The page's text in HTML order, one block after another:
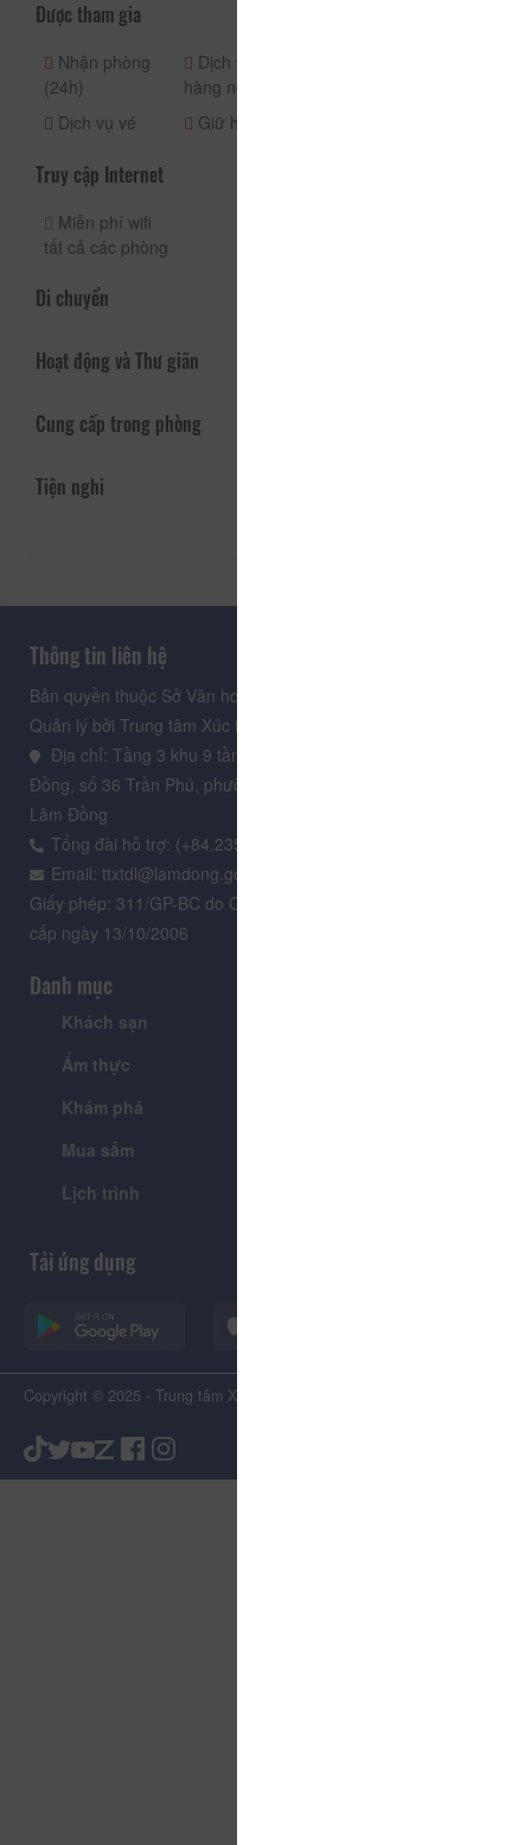
Được tham gia
Nhận phòng
(24h)
Dịch vụ phòng
hàng ngày
Dịch vụ vé
Giữ hành lý
Truy cập Internet
Miễn phí wifi
tất cả các phòng
Di chuyển
Hoạt động và Thư giãn
Cung cấp trong phòng
Tiện nghi
Thông tin liên hệ
Bản quyền thuộc Sở Văn hoá, Thể thao và Du lịch Lâm Đồng.
Quản lý bởi Trung tâm Xúc tiến Du lịch Lâm Đồng
Địa chỉ: Tầng 3 khu 9 tầng, Trung tâm Hành chính tỉnh Lâm
Đồng, số 36 Trần Phú, phường Xuân Hương - Đà Lạt, tỉnh
Lâm Đồng
Tổng đài hỗ trợ: (+84.235) 3.916.961
Email: ttxtdl@lamdong.gov.vn
Giấy phép: 311/GP-BC do Cục Báo chí - Bộ Văn hóa Thông tin
cấp ngày 13/10/2006
Danh mục
Khách sạn
Ẩm thực
Khám phá
Mua sắm
Lịch trình
Tải ứng dụng
Copyright © 2025 - Trung tâm Xúc tiến Du lịch Tỉnh Lâm Đồng